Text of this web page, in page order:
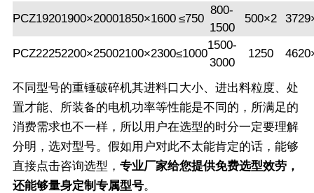
PCZ19201900×20001850×1600 ≤750
800-
1500
500×2
PCZ22252200×25002100×2300≤1000
1500-
3000
1250
不同型号的重锤破碎机其进料口大小、进出料粒度、处
置才能、所装备的电机功率等性能是不同的，所满足的
消费需求也不一样，所以用户在选型的时分一定要理解
分明，选对型号。假如用户对此不太能肯定的话，能够
直接点击咨询选型 ， 专业厂家给您提供免费选型效劳，
还能够量身定制专属型号。